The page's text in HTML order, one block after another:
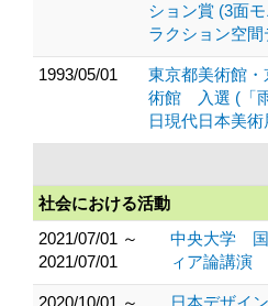
ション賞 (3面
ラクション空
1993/05/01
東京都美術館
術館 入選 (「
日現代日本美術
社会における活動
2021/07/01 ～
2021/07/01
中央大学
ィア論講演
2020/10/01 ～
日本デザイ